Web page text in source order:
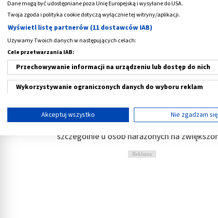
Co to jest glukozamina?
Glukozaminajest pochodną glukozy, czyli
sposób naturalny przez organizm
budulec
, a więc ich
i sprężystość stawów.
Odpowiednia kondycja stawów konieczna
Stawy są łączeniami poszczególnych
ocieranie i zużywanie. Wspieranie
szczególnie u osób narażonych na
Reklama
Dane mogą być udostępniane poza Unię Europejską i wysyłane do USA.
Twoja zgoda i polityka cookie dotyczą wyłącznie tej witryny/aplikacji.
Wyświetl listę partnerów (11 dostawców IAB)
Używamy Twoich danych w następujących celach:
Cele przetwarzania IAB:
Przechowywanie informacji na urządzeniu lub dostęp do nich
Wykorzystywanie ograniczonych danych do wyboru reklam
Tworzenie profili w celu spersonalizowanych reklam
Akceptuj wszystko Nie zgadzam się